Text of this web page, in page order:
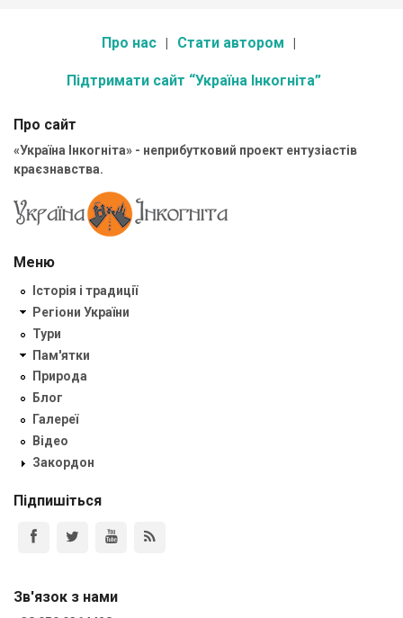
Про нас Стати автором
Підтримати сайт “Україна Інкогніта”
Про сайт
«Україна Інкогніта» - неприбутковий проект ентузіастів
краєзнавства.
Меню
Історія і традиції
Регіони України
Тури
Пам'ятки
Природа
Блог
Галереї
Відео
Закордон
Підпишіться
Зв'язок з нами